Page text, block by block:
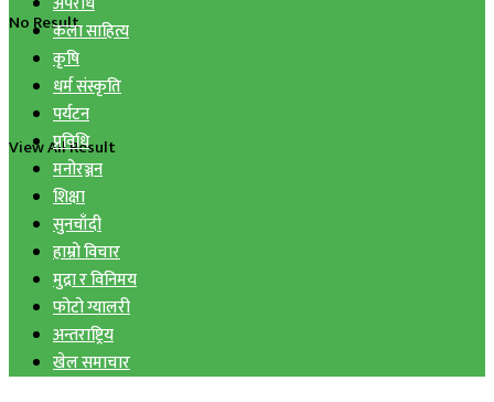
No Result
View All Result
कला साहित्य
कृषि
धर्म संस्कृति
पर्यटन
प्रविधि
मनोरञ्जन
शिक्षा
सुनचाँदी
हाम्रो विचार
मुद्रा र विनिमय
फोटो ग्यालरी
अन्तराष्ट्रिय
खेल समाचार